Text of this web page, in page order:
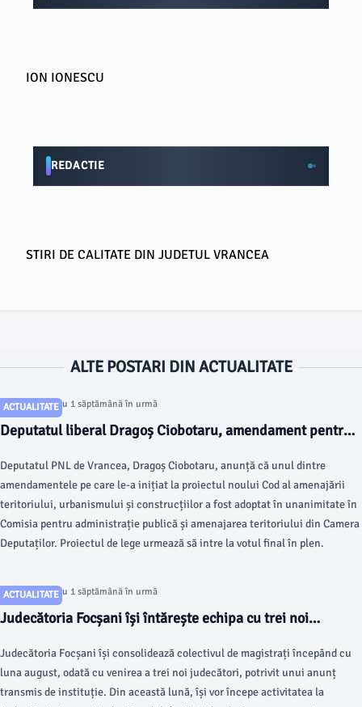
ION IONESCU
REDACTIE
STIRI DE CALITATE DIN JUDETUL VRANCEA
ALTE POSTARI DIN ACTUALITATE
ACTUALITATE
Articol postat cu 1 săptămână în urmă
Deputatul liberal Dragoș Ciobotaru, amendament pentru
Deputatul PNL de Vrancea, Dragoș Ciobotaru, anunță că unul dintre
amendamentele pe care le-a inițiat la proiectul noului Cod al amenajării
teritoriului, urbanismului și construcțiilor a fost adoptat în unanimitate în
Comisia pentru administrație publică și amenajarea teritoriului din Camera
Deputaților. Proiectul de lege urmează să intre la votul final în plen.
ACTUALITATE
Articol postat cu 1 săptămână în urmă
Judecătoria Focșani își întărește echipa cu trei noi
Judecătoria Focșani își consolidează colectivul de magistrați începând cu
luna august, odată cu venirea a trei noi judecători, potrivit unui anunț
transmis de instituție. Din această lună, își vor începe activitatea la